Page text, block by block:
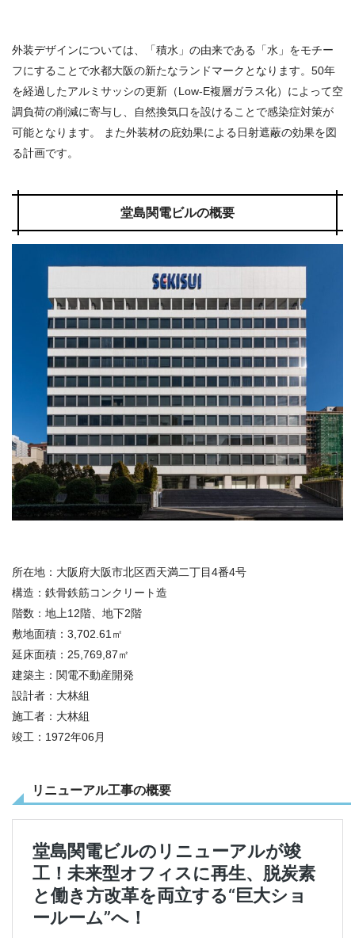
外装デザインについては、「積水」の由来である「水」をモチー
フにすることで水都大阪の新たなランドマークとなります。50年
を経過したアルミサッシの更新（Low-E複層ガラス化）によって空
調負荷の削減に寄与し、自然換気口を設けることで感染症対策が
可能となります。 また外装材の庇効果による日射遮蔽の効果を図
る計画です。
堂島関電ビルの概要
所在地：大阪府大阪市北区西天満二丁目4番4号
構造：鉄骨鉄筋コンクリート造
階数：地上12階、地下2階
敷地面積：3,702.61㎡
延床面積：25,769,87㎡
建築主：関電不動産開発
設計者：大林組
施工者：大林組
竣工：1972年06月
リニューアル工事の概要